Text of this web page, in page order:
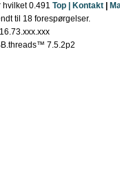
Top | Kontakt
hvilket 0.491
til 18 forespørgelser.
7.5.2p2